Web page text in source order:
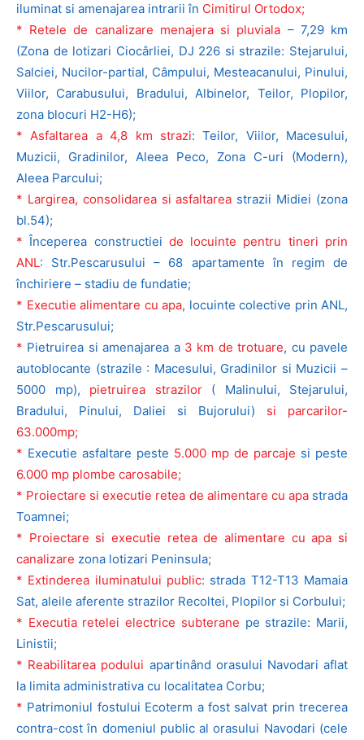
iluminat si amenajarea intrarii în Cimitirul Ortodox;
* Retele de canalizare menajera si pluviala – 7,29 km
(Zona de lotizari Ciocârliei, DJ 226 si strazile: Stejarului,
Salciei, Nucilor-partial, Câmpului, Mesteacanului, Pinului,
Viilor, Carabusului, Bradului, Albinelor, Teilor, Plopilor,
zona blocuri H2-H6);
* Asfaltarea a 4,8 km strazi: Teilor, Viilor, Macesului,
Muzicii, Gradinilor, Aleea Peco, Zona C-uri (Modern),
Aleea Parcului;
* Largirea, consolidarea si asfaltarea strazii Midiei (zona
bl.54);
* Începerea constructiei de locuinte pentru tineri prin
ANL: Str.Pescarusului – 68 apartamente în regim de
închiriere – stadiu de fundatie;
* Executie alimentare cu apa, locuinte colective prin ANL,
Str.Pescarusului;
* Pietruirea si amenajarea a 3 km de trotuare, cu pavele
autoblocante (strazile : Macesului, Gradinilor si Muzicii –
5000 mp),
pietruirea strazilor( Malinului, Stejarului,
Bradului, Pinului, Daliei si Bujorului)
si parcarilor-
63.000mp;
* Executie asfaltare peste 5.000 mp de parcaje si peste
6.000 mp plombe carosabile;
* Proiectare si executie retea de alimentare cu apa strada
Toamnei;
* Proiectare si executie retea de alimentare cu apa si
canalizare zona lotizari Peninsula;
* Extinderea iluminatului public: strada T12-T13 Mamaia
Sat, aleile aferente strazilor Recoltei, Plopilor si Corbului;
* Executia retelei electrice subterane pe strazile: Marii,
Linistii;
* Reabilitarea podului apartinând orasului Navodari aflat
la limita administrativa cu localitatea Corbu;
* Patrimoniul fostului Ecoterm a fost salvat prin trecerea
contra-cost în domeniul public al orasului Navodari (cele